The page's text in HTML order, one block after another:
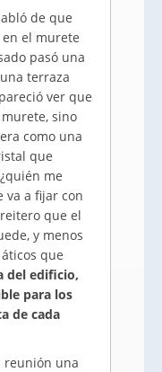
de que
el murete
pasó una
terraza
ver que
sino
como una
que
me
va a fijar con
que el
y menos
que
del edificio,
para los
de cada
reunión una